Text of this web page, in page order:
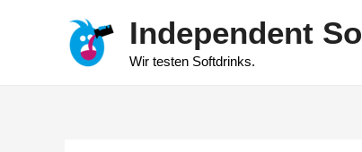
Independent
Wir testen Softdrinks.